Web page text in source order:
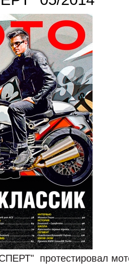
протестировал